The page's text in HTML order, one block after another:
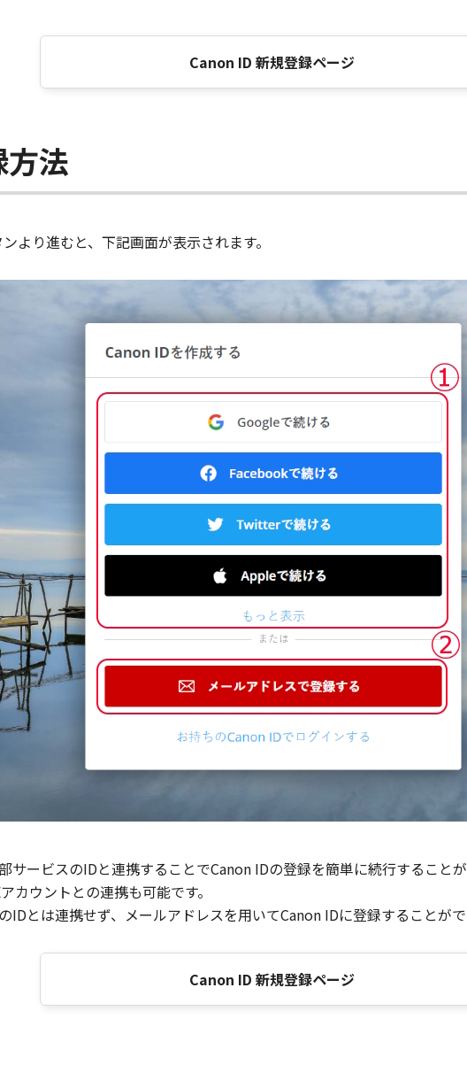
Canon ID 新規登録ページ
法
より進むと、下記画面が表示されます。
ービスのIDと連携することでCanon IDの登録を簡単に続行することが
カウントとの連携も可能です。
とは連携せず、メールアドレスを用いてCanon IDに登録することがで
Canon ID 新規登録ページ